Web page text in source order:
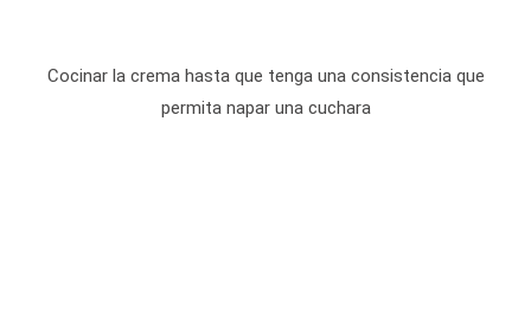
Cocinar la crema hasta que tenga una consistencia que
permita napar una cuchara